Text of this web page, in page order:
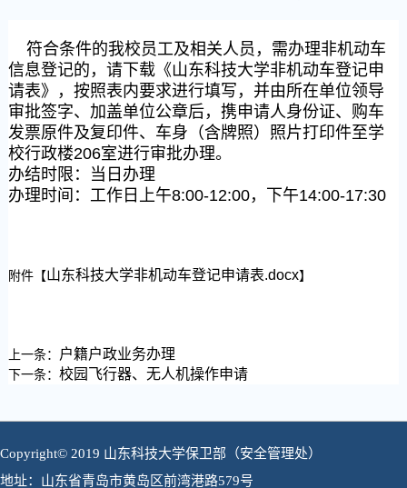
符合条件的我校员工及相关人员，需办理非机动车
信息登记的，请下载《山东科技大学非机动车登记申
请表》，按照表内要求进行填写，并由所在单位领导
审批签字、加盖单位公章后，携申请人身份证、购车
发票原件及复印件、车身（含牌照）照片打印件至学
校行政楼206室进行审批办理。
办结时限：当日办理
办理时间 ：工作日上午8:00-12:00，下午14:00-17:30
附件【山东科技大学非机动车登记申请表.docx】
上一条： 户籍户政业务办理
下一条： 校园飞行器、无人机操作申请
Copyright© 2019 山东科技大学保卫部（安全管理处）
地址：山东省青岛市黄岛区前湾港路579号